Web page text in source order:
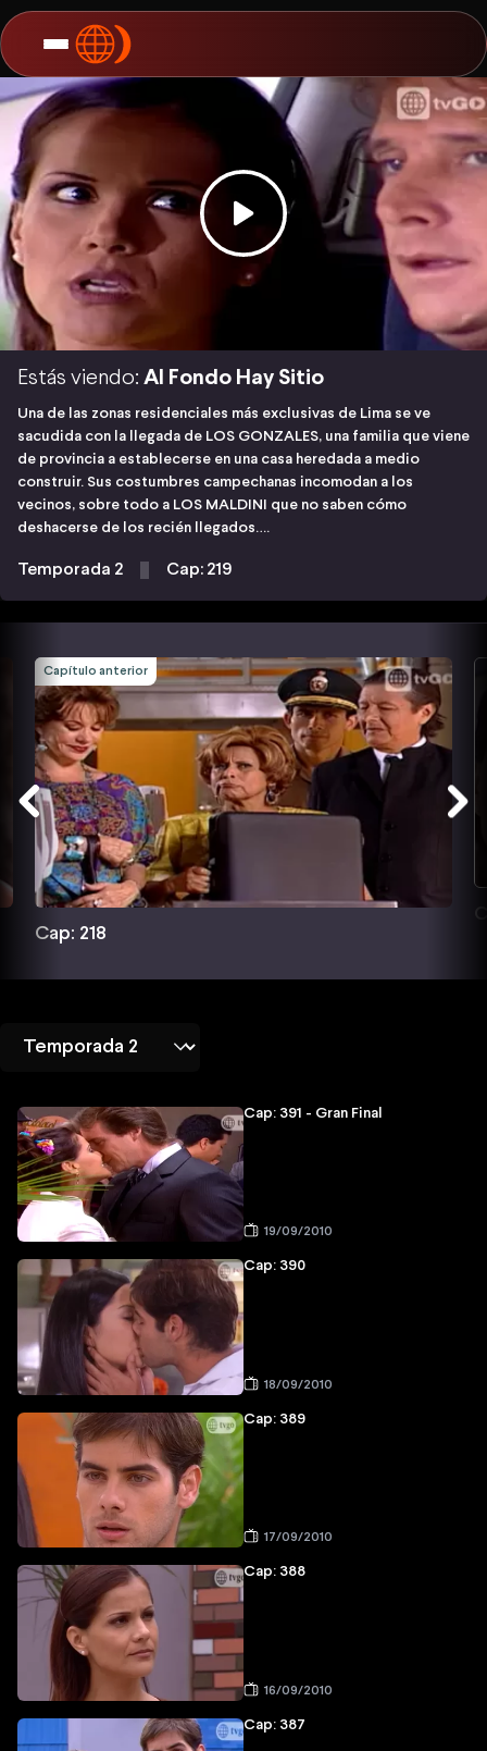
Estás viendo: Al Fondo Hay Sitio
Una de las zonas residenciales más exclusivas de Lima se ve
sacudida con la llegada de LOS GONZALES, una familia que viene
de provincia a establecerse en una casa heredada a medio
construir. Sus costumbres campechanas incomodan a los
vecinos, sobre todo a LOS MALDINI que no saben cómo
deshacerse de los recién llegados….
Temporada 2 Cap: 219
Capítulo anterior
Cap: 218
Cap: 391 - Gran Final
19/09/2010
Cap: 390
18/09/2010
Cap: 389
17/09/2010
Cap: 388
16/09/2010
Cap: 387